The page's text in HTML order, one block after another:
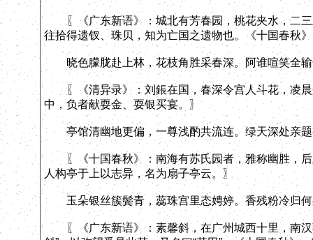
〖《广东新语》：城北有芳春园，桃花夹水，二三
往拾得遗钗、珠贝，知为亡国之遗物也。《十国春秋
晓色朦胧赴上林，花枝角胜采春深。阿谁喧笑全输
〖《清异录》：刘鋹在国，春深令宫人斗花，凌晨
中，负者献耍金、耍银买宴。〗
亭馆清幽地更偏，一尊浅酌共流连。绿天深处亲题
〖《十国春秋》：南海有苏氏园者，雅称幽胜，后
人构亭于上以志异，名为扇子亭云。〗
玉朵银丝簇鬓青，蕊珠宫里态娉婷。香残粉冷归何
〖《广东新语》：素馨斜，在广州城西十里，南汉